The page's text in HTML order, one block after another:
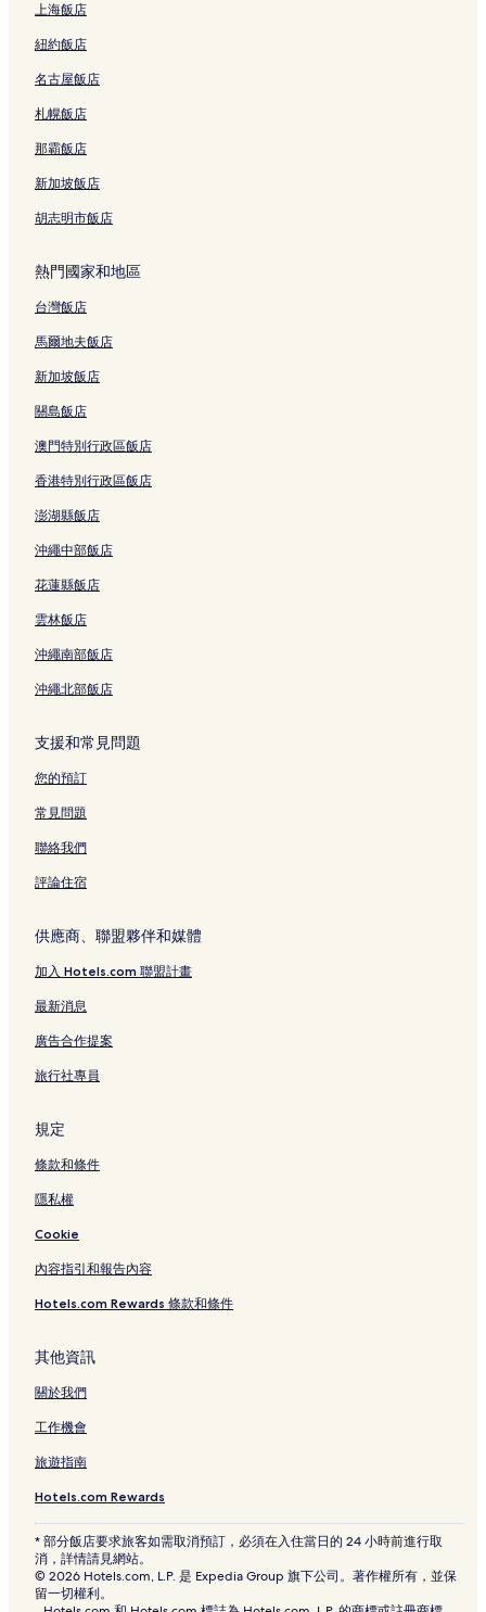
上海飯店
紐約飯店
名古屋飯店
札幌飯店
那霸飯店
新加坡飯店
胡志明市飯店
熱門國家和地區
台灣飯店
馬爾地夫飯店
新加坡飯店
關島飯店
澳門特別行政區飯店
香港特別行政區飯店
澎湖縣飯店
沖繩中部飯店
花蓮縣飯店
雲林飯店
沖繩南部飯店
沖繩北部飯店
支援和常見問題
您的預訂
常見問題
聯絡我們
評論住宿
供應商、聯盟夥伴和媒體
加入 Hotels.com 聯盟計畫
最新消息
廣告合作提案
旅行社專員
規定
條款和條件
隱私權
Cookie
內容指引和報告內容
Hotels.com Rewards 條款和條件
其他資訊
關於我們
工作機會
旅遊指南
Hotels.com Rewards
* 部分飯店要求旅客如需取消預訂，必須在入住當日的 24 小時前進行取
消，詳情請見網站。
© 2026 Hotels.com, L.P. 是 Expedia Group 旗下公司。著作權所有，並保
留一切權利。